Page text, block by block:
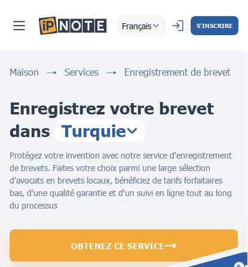
Français S'INSCRIRE
Maison Services Enregistrement de brevet
Enregistrez votre brevet
dans Turquie
Protégez votre invention avec notre service d'enregistrement
de brevets. Faites votre choix parmi une large sélection
d'avocats en brevets locaux, bénéficiez de tarifs forfaitaires
bas, d'une qualité garantie et d'un suivi en ligne tout au long
du processus
OBTENEZ CE SERVICE